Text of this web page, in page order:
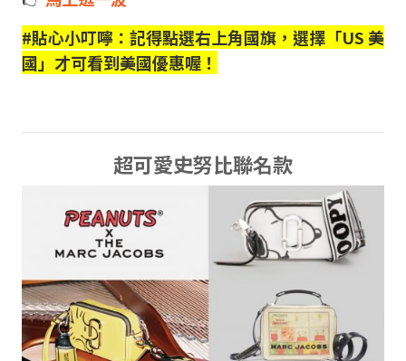
#貼心小叮嚀：記得點選右上角國旗，選擇「US 美
國」才可看到美國優惠喔！
超可愛史努比聯名款